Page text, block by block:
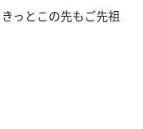
っとこの先もご先祖